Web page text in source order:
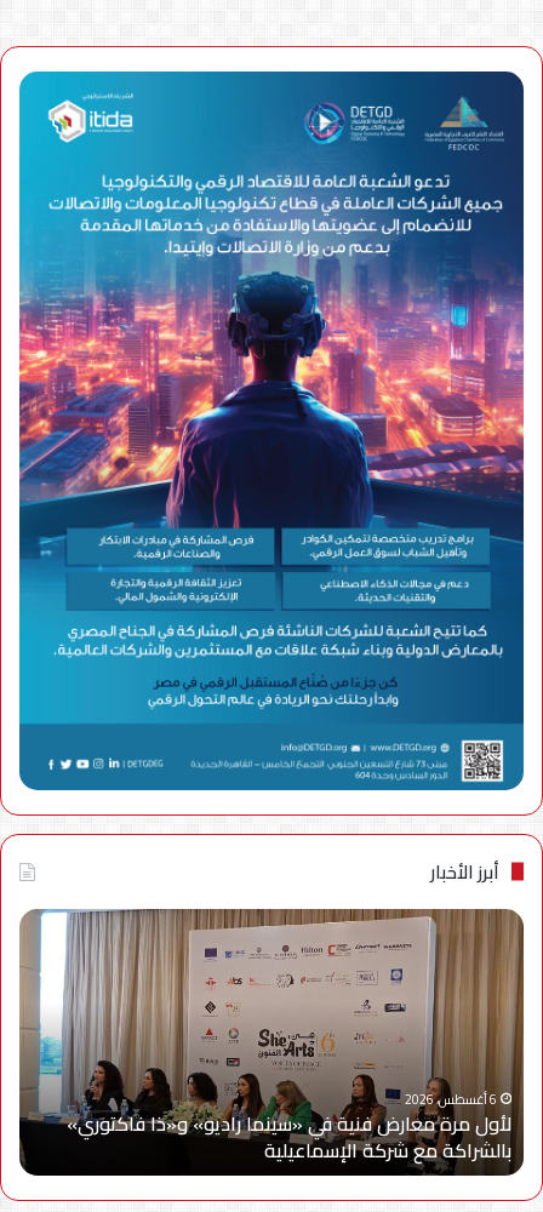
أبرز الأخبار
لأول
مرة
معارض
فنية
في
«سينما
راديو»
و«ذا
فاكتوري»
بالشراكة
مع
شركة
6 أغسطس، 2026
لأول مرة معارض فنية في «سينما راديو» و«ذا فاكتوري»
بالشراكة مع شركة الإسماعيلية
مع
Cy
في